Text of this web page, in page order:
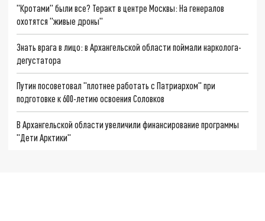
"Кротами" были все? Теракт в центре Москвы: На генералов
охотятся "живые дроны"
Знать врага в лицо: в Архангельской области поймали нарколога-
дегустатора
Путин посоветовал "плотнее работать с Патриархом" при
подготовке к 600-летию освоения Соловков
В Архангельской области увеличили финансирование программы
"Дети Арктики"